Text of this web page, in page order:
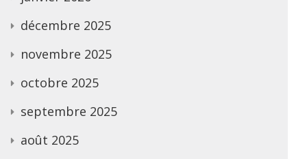
décembre 2025
novembre 2025
octobre 2025
septembre 2025
août 2025